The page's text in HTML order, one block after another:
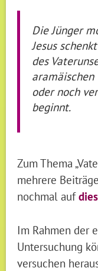
Die Jünger
Jesus
des
aramäischen
oder noch
beginnt.
Zum Thema
mehrere
nochmal auf
Im Rahmen der
Untersuchung
versuchen